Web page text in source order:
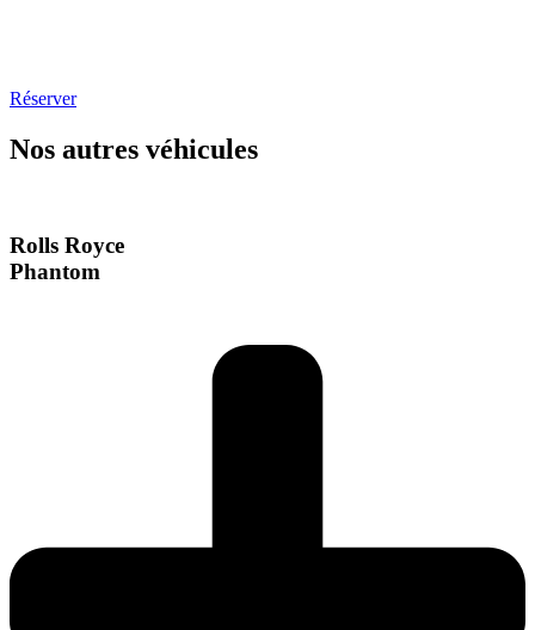
Réserver
Nos autres véhicules
Rolls Royce
Phantom